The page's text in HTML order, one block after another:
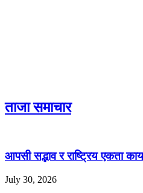
ताजा समाचार
आपसी सद्भाव र राष्ट्रिय एकता
July 30, 2026